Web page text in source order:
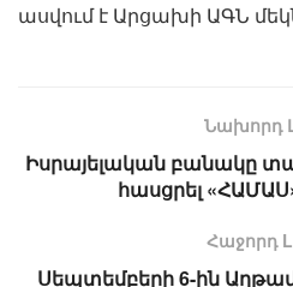
ասվում է Արցախի ԱԳՆ
Նախորդ
Իսրայելական բանակը
հասցրել
Հաջորդ
Սեպտեմբերի 6-ին